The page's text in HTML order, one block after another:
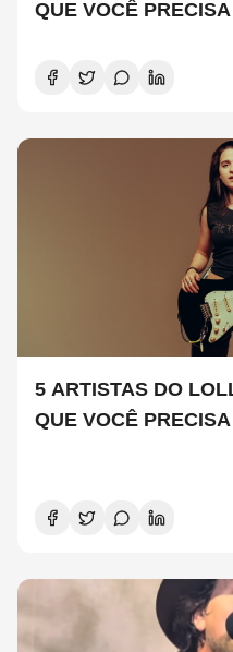
QUE VOCÊ
5 ARTISTAS DO
QUE VOCÊ